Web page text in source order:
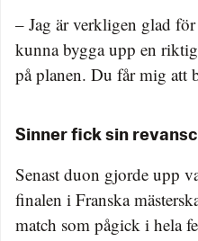
– Jag är verkligen glad
kunna bygga upp en
på planen. Du får mig att
Sinner fick sin
Senast duon gjorde upp
finalen i Franska
match som pågick i hela